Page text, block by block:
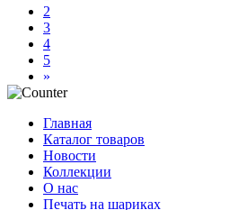
2
3
4
5
»
Главная
Каталог товаров
Новости
Коллекции
О нас
Печать на шариках